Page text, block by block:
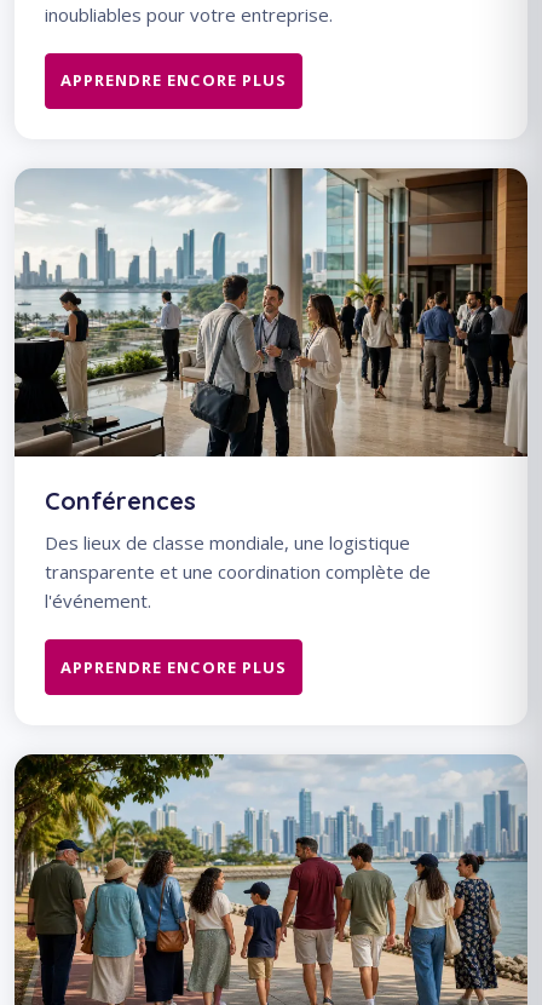
inoubliables pour votre entreprise.
APPRENDRE ENCORE PLUS
Conférences
Des lieux de classe mondiale, une logistique
transparente et une coordination complète de
l'événement.
APPRENDRE ENCORE PLUS